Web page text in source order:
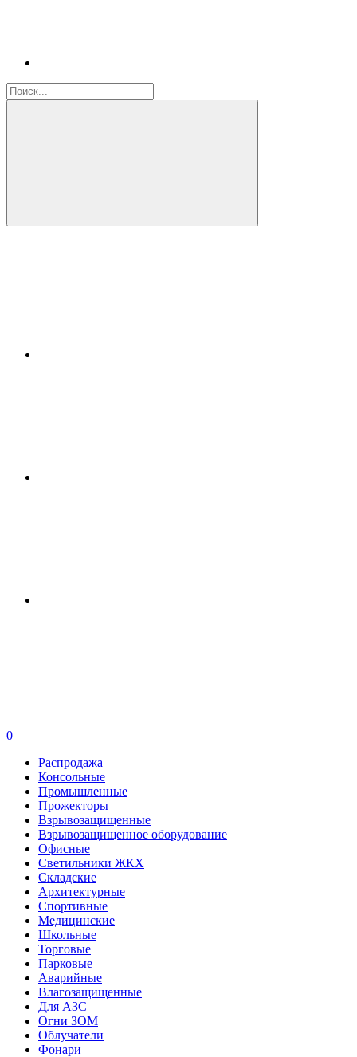
0
Распродажа
Консольные
Промышленные
Прожекторы
Взрывозащищенные
Взрывозащищенное оборудование
Офисные
Cветильники ЖКХ
Складские
Архитектурные
Спортивные
Медицинские
Школьные
Торговые
Парковые
Аварийные
Влагозащищенные
Для АЗС
Огни ЗОМ
Облучатели
Фонари